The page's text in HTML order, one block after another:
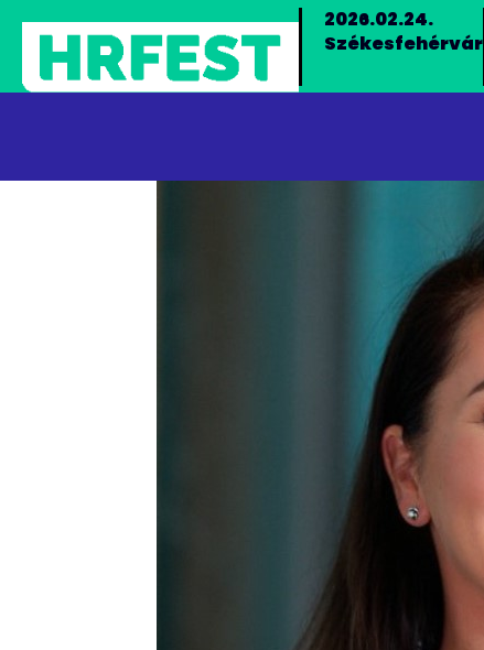
2026.02.24.
Székesfehérvár